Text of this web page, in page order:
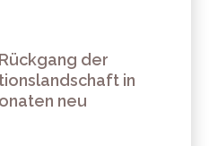
der
in
neu